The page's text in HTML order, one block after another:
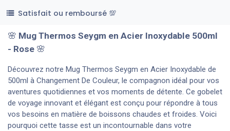
Satisfait ou remboursé 💯
🌸 Mug Thermos Seygm en Acier Inoxydable 500ml
- Rose 🌸
Découvrez notre Mug Thermos Seygm en Acier Inoxydable de
500ml à Changement De Couleur, le compagnon idéal pour vos
aventures quotidiennes et vos moments de détente. Ce gobelet
de voyage innovant et élégant est conçu pour répondre à tous
vos besoins en matière de boissons chaudes et froides. Voici
pourquoi cette tasse est un incontournable dans votre